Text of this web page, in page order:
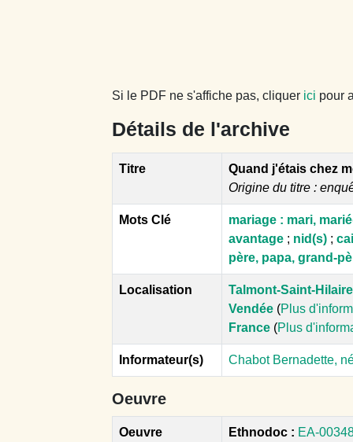
Si le PDF ne s'affiche pas, cliquer ici pour
Détails de l'archive
Titre
Quand j'étais chez
Origine du titre :
Mots Clé
mariage : mari,
avantage ; nid(s) ;
père, papa, grand-
Localisation
Talmont-Saint-Hilaire
Vendée (Plus
France (Plus
Informateur(s) Chabot Bernadette,
Oeuvre
Oeuvre
Ethnodoc : EA-